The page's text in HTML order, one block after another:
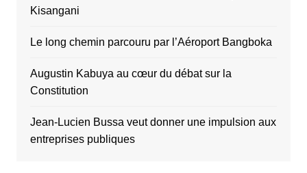
Kisangani
Le long chemin parcouru par l’Aéroport Bangboka
Augustin Kabuya au cœur du débat sur la
Constitution
Jean-Lucien Bussa veut donner une impulsion aux
entreprises publiques